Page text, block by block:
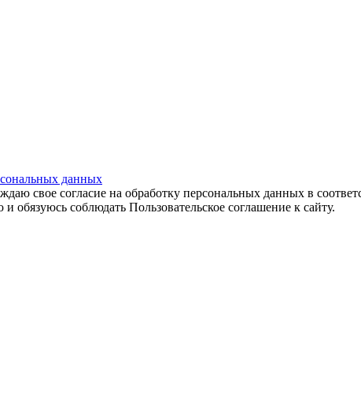
данных
свое согласие на обработку персональных данных в
соблюдать Пользовательское соглашение к сайту.